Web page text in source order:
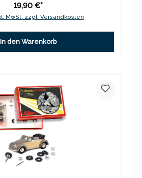
19,90 €*
MwSt. zzgl. Versandkosten
In den Warenkorb